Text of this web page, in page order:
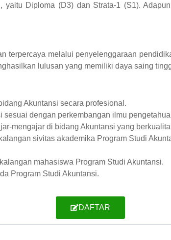
Diploma (D3) dan Strata-1 (S1).
terpercaya melalui penyelenggaraan
lulusan yang memiliki daya saing
Akuntansi secara profesional.
dengan perkembangan ilmu
mengajar di bidang Akuntansi yang
sivitas akademika Program Studi
mahasiswa Program Studi Akuntansi.
Program Studi Akuntansi.
DAFTAR